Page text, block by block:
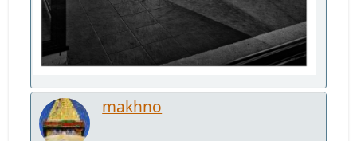
makhno